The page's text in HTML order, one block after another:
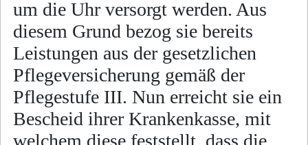
um die Uhr versorgt werden. Aus
diesem Grund bezog sie bereits
Leistungen aus der gesetzlichen
Pflegeversicherung gemäß der
Pflegestufe III. Nun erreicht sie ein
Bescheid ihrer Krankenkasse, mit
welchem diese feststellt, dass die